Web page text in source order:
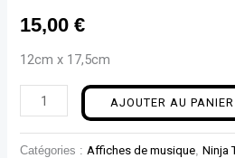
15,00€
12cm x 17,5cm
AJOUTER AU PANIER
Catégories : Affiches de musique ,Ninja